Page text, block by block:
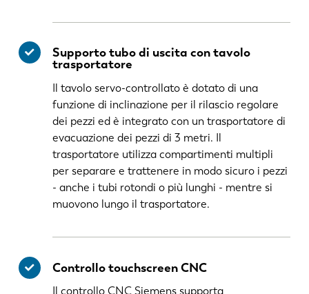
Supporto tubo di uscita con tavolo
trasportatore
Il tavolo servo-controllato è dotato di una
funzione di inclinazione per il rilascio regolare
dei pezzi ed è integrato con un trasportatore di
evacuazione dei pezzi di 3 metri. Il
trasportatore utilizza compartimenti multipli
per separare e trattenere in modo sicuro i pezzi
- anche i tubi rotondi o più lunghi - mentre si
muovono lungo il trasportatore.
Controllo touchscreen CNC
Il controllo CNC Siemens supporta